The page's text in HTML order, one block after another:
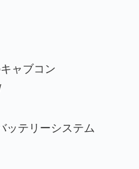
ャブコン
ッテリーシステム